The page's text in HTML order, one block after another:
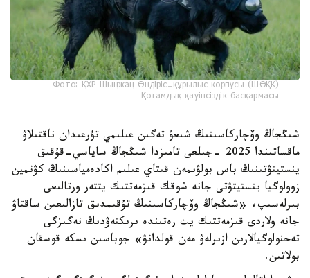
Фото: ҚХР Шыңжаң Өндіріс-құрылыс корпусы (ШӨҚК)
Қоғамдық қауіпсіздік басқармасы
شىڭجاڭ وۆچاركاسىنىڭ شىعۋ تەگىن عىلىمي تۇرعىدان ناقتىلاۋ
ماقساتىندا 2025 -جىلعى تامىزدا شىڭجاڭ ساياسي-قۇقىق
ينستيتۋتىنىڭ باس بولۋىمەن قىتاي عىلىم اكادەمياسىنىڭ كۋنمين
زوولوگيا ينستيتۋتى جانە شوقك قىزمەتتىك يتتەر ورتالىعى
بىرلەسىپ، «شىڭجاڭ وۆچاركاسىنىڭ تۇقىمدىق تازالىعىن ساقتاۋ
جانە ولاردى قىزمەتتىك يت رەتىندە ىرىكتەۋدىڭ نەگىزگى
تەحنولوگيالارىن ازىرلەۋ مەن قولدانۋ» جوباسىن ىسكە قوسقان
بولاتىن.